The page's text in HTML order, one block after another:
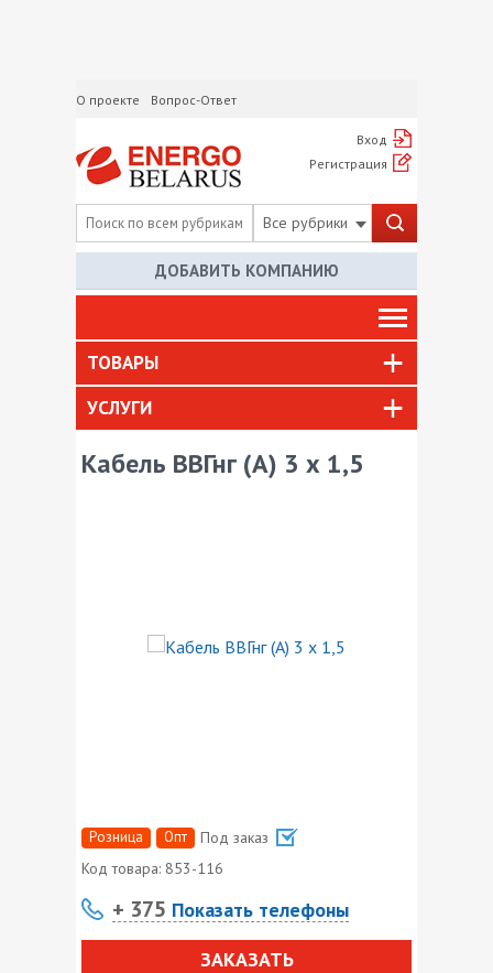
О проекте Вопрос-Ответ
Вход
Регистрация
Все рубрики
ДОБАВИТЬ КОМПАНИЮ
ТОВАРЫ
УСЛУГИ
Кабель ВВГнг (А) 3 х 1,5
Розница Опт
Под заказ
Код товара: 853-116
+ 375 Показать телефоны
ЗАКАЗАТЬ